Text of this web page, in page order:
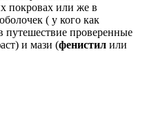
покровах или же в
( у кого как
путешествие проверенные
и мази (фенистил или